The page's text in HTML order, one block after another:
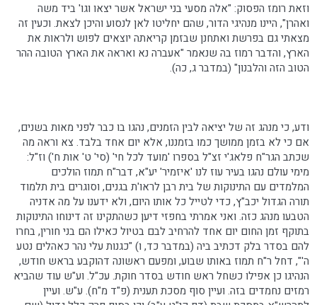
וזאת רומז הפסוק: "אלה מסעי בני ישראל אשר יצאו וגו' ביד משה
ואהרן", היינו מנהיגי הדור, שהם יחליטו לאן לנסוע והיכן לצאת. וכעין זה
מצאתי גם בפרשת ואתחנן שבזמן קריאתה יוצאים לפוש ולראות את
הארץ, והדבר רמוז בה שנאמר "אעברה נא ואראה את הארץ הטובה ההר
הטוב הזה והלבנון" (במדבר ג, כה).
ודע, כי מנהג זה של יציאה לבין הזמנים, נהגו בו כבר לפני מאות בשנים,
אם כי לא בזמן ממושך כמו בזמננו, אלא יום אחד בלבד. צא וראה מה
שכתב הגר"ח פלאג'י זצ"ל בספרו 'מועד לכל חי' (סי' ט' אות ח') וז"ל:
מימי עולם נהגו בעיר עוז לנו 'איזמיר' יע"א, דבר"ח תמוז הולכים
המלמדים עם התינוקות של בית רבן לראו'ת בגנים, וסוגרים בית תלמוד
תורה הגדול יכב"ץ, כדי לטייל כל אותו היום, ולא ידענו על מה אדניה
הטבעו מנהג כזה. ואני אמרתי בחפזי דיען כשהתקינו זה דינוחו התינוקות
בתוקף זמן החום יום אחד להרחיב לבם בטיול כאילו הם בני חורין, בחרו
להם בסדר בלק דכתיב ביה (במדבר כד, ו) "כגנות עלי נהר כאהלים נטע
ה'", דחל ר"ח תמוז באותו שבוע, ומפעם ראשונה דהוקבע בראש חודש,
הנהיגו כן אפילו כשחל ראש חודש בסדר חוקת. עכ"ל. וע"ש עוד שהביא
רמזים נחמדים בזה. ועיין סוף מסכת תענית (פ"ד מ"ח). ע"ש. ועיין